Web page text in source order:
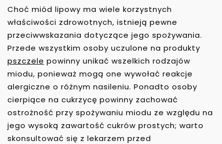
Choć miód lipowy ma wiele korzystnych
właściwości zdrowotnych, istnieją pewne
przeciwwskazania dotyczące jego spożywania.
Przede wszystkim osoby uczulone na produkty
pszczele powinny unikać wszelkich rodzajów
miodu, ponieważ mogą one wywołać reakcje
alergiczne o różnym nasileniu. Ponadto osoby
cierpiące na cukrzycę powinny zachować
ostrożność przy spożywaniu miodu ze względu na
jego wysoką zawartość cukrów prostych; warto
skonsultować się z lekarzem przed